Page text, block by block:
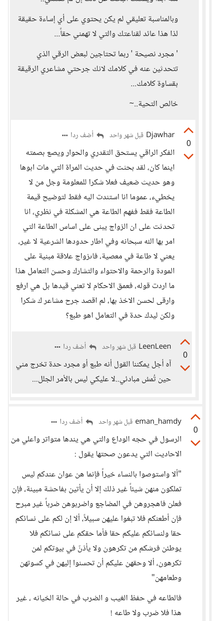
وبالمناسبة تعليقي لم يكن يحتوي على أي إساءة حقيقة
لذا هذا عائد لقناعتك والتي لا تهمني حقاً...
' مجرد نصيحة ' ربما تحتاجين لبعض الرقي الذي
تتحدثين عنه في كلامك لانك جرحتي مشاعري الرقيقة
بقساوة كلامك...
خالص التحية..~
0
Djawhar قبل شهر واحد أضف ردا
الفكر الراقي يستحق التقدري والحوار ويصع بصمته
اينما كان، لقد بحثت في حديث المراة التي مات ابوها
وهو حديث ضعيف فعلا شكرا للمعلومة وجل من لا
يخطيء، عموما انا استندت اليه فقط لتوضيح قيمة
الطاعة فقط ففهم الطاعة هي المشكلة في نظري، انا
تحدثت على ان الزواج يبنى على اساس الطاعة التي
امر بها الله سبحانه وفي اطار حدودها الشرعية لا غير،
يعني لا طاعة في معصية، فاىزواج علاقة مبنية على
المودة والرحمة والاحتواء والتشارك وحسن التعامل هذا
ما اردت قوله، فعمق الاحكام لا تعني قيدها بل هي ارفع
وارقى لحسن الاخذ بها، لم اقصد جرح مشاعر ك شكرا
ولكن ليدك حدة في التعامل اهو طبع؟
0
LeenLeen قبل شهر واحد أضف ردا
آه أجل يمكننا القول أنه طبع أو مجرد حدة تخرج مني
حين تُمسُ مبادئي..لا عليكي ليس بالأمر الجلل...
0
eman_hamdy قبل شهر واحد أضف ردا
الرسول في حجه الوداع والتي هي يندها متواتر واعلي من
الاحاديث التي يدعون صحتها يقول :
"ألا واستوصوا بالنساء خيراً فإنما هن عوان عندكم ليس
تملكون منهن شيئاً غير ذلك إلا أن يأتين بفاحشة مبينة، فإن
فعلن فاهجروهن في المضاجع واضربوهن ضرباً غير مبرح
فإن أطعنكم فلا تبغوا عليهن سبيلاً، ألا إن لكم على نسائكم
حقا ولنسائكم عليكم حقا فأما حقكم على نسائكم فلا
يوطئن فرشكم من تكرهون ولا يأذنّ في بيوتكم لمن
تكرهون، ألا وحقهن عليكم أن تحسنوا إليهن في كسوتهن
وطعامهن"
فالطاعه في حفظ الغيب و الضرب في حالة الخيانه ، غير
هذا فلا ضرب ولا طاعه !